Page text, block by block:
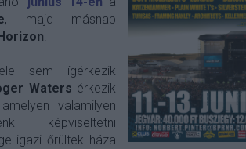
, majd másnap
.
sem ígérkezik
Waters érkezik
valamilyen
képviseltetni
igazi őrültek háza